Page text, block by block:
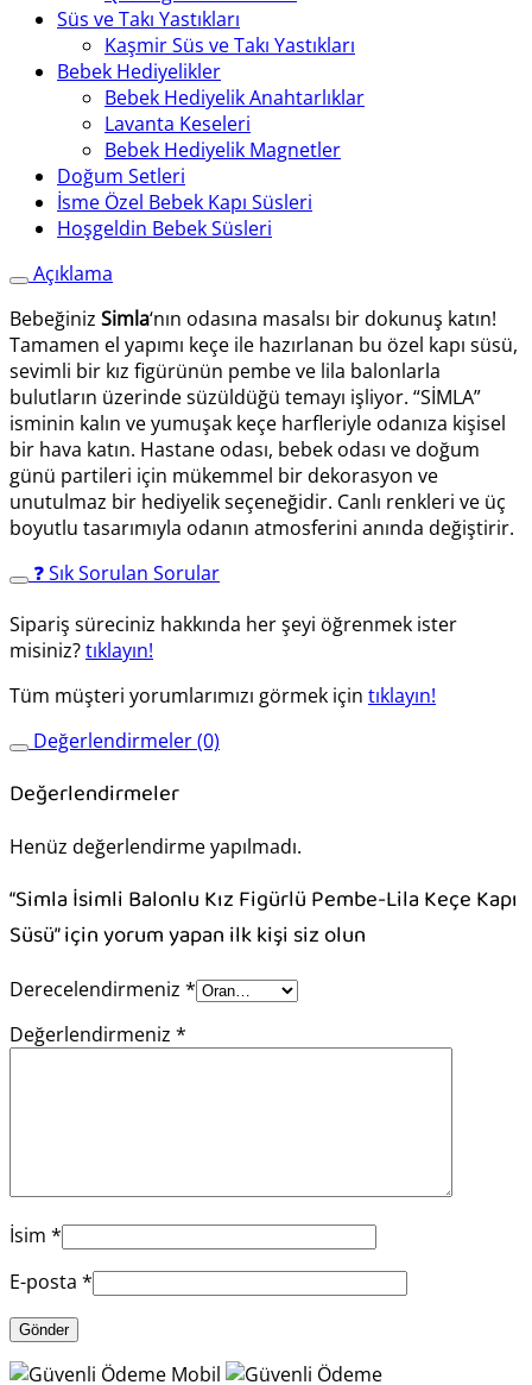
Süs ve Takı Yastıkları
Kaşmir Süs ve Takı Yastıkları
Bebek Hediyelikler
Bebek Hediyelik Anahtarlıklar
Lavanta Keseleri
Bebek Hediyelik Magnetler
Doğum Setleri
İsme Özel Bebek Kapı Süsleri
Hoşgeldin Bebek Süsleri
Açıklama
Bebeğiniz Simla‘nın odasına masalsı bir dokunuş katın!
Tamamen el yapımı keçe ile hazırlanan bu özel kapı süsü,
sevimli bir kız figürünün pembe ve lila balonlarla
bulutların üzerinde süzüldüğü temayı işliyor. “SİMLA”
isminin kalın ve yumuşak keçe harfleriyle odanıza kişisel
bir hava katın. Hastane odası, bebek odası ve doğum
günü partileri için mükemmel bir dekorasyon ve
unutulmaz bir hediyelik seçeneğidir. Canlı renkleri ve üç
boyutlu tasarımıyla odanın atmosferini anında değiştirir.
❓ Sık Sorulan Sorular
Sipariş süreciniz hakkında her şeyi öğrenmek ister
misiniz?tıklayın!
Tüm müşteri yorumlarımızı görmek için tıklayın!
Değerlendirmeler (0)
Değerlendirmeler
Henüz değerlendirme yapılmadı.
“Simla İsimli Balonlu Kız Figürlü Pembe-Lila Keçe Kapı
Süsü” için yorum yapan ilk kişi siz olun
Derecelendirmeniz *
Değerlendirmeniz *
İsim *
E-posta *